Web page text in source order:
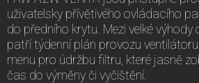
uživatelsky přívětivého ovládacího
do předního krytu. Mezi velké výhody
patří týdenní plán provozu
menu pro údržbu filtru, které jasně
čas do výměny či vyčištění.